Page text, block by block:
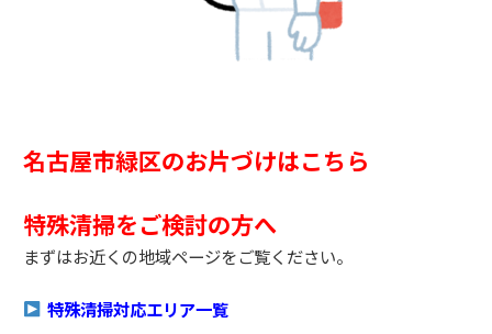
名古屋市緑区のお片づけはこちら
特殊清掃をご検討の方へ
まずはお近くの地域ページをご覧ください。
特殊清掃対応エリア一覧